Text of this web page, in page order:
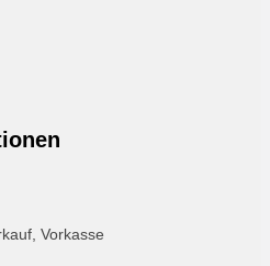
Vorkasse